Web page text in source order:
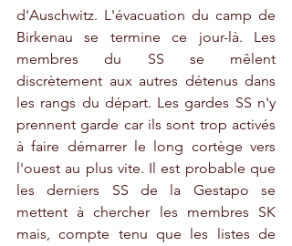
d'Auschwitz. L'évacuation du camp de
Birkenau se termine ce jour-là. Les
membres du SS se mêlent
discrètement aux autres détenus dans
les rangs du départ. Les gardes SS n'y
prennent garde car ils sont trop activés
à faire démarrer le long cortège vers
l'ouest au plus vite. Il est probable que
les derniers SS de la Gestapo se
mettent à chercher les membres SK
mais, compte tenu que les listes de